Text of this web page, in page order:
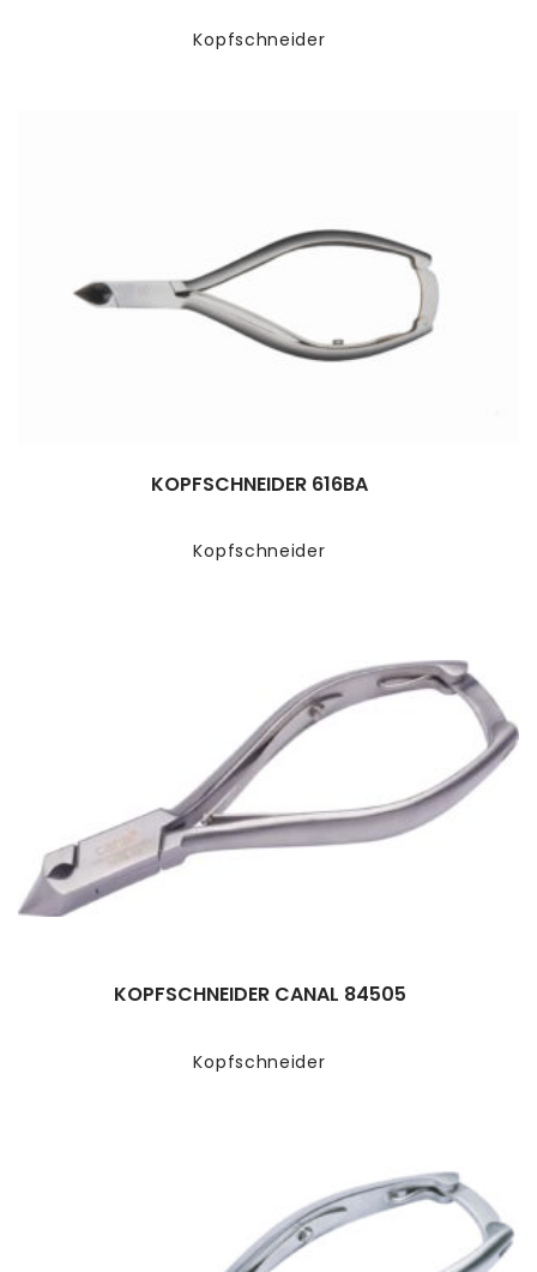
Kopfschneider
Kopfschneider
KOPFSCHNEIDER 616BA
Kopfschneider
KOPFSCHNEIDER CANAL 84505